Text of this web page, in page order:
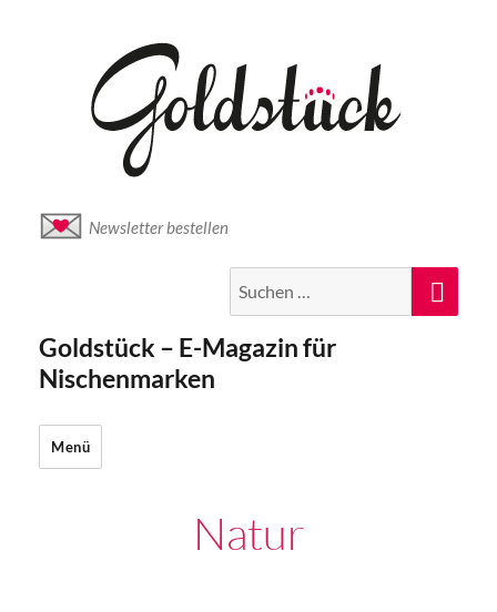
Newsletter bestellen
nach:
Goldstück – E-Magazin für
Nischenmarken
Menü
Natur